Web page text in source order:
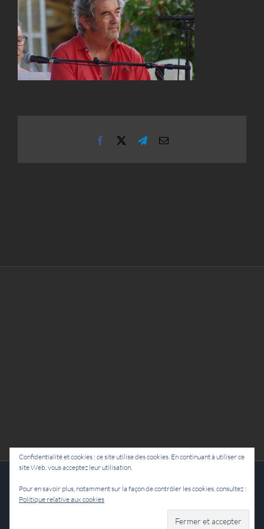
Facebook TelegramEmail
Facebook
Confidentialité et cookies : ce site utilise des cookies. En continuant à utiliser ce
site Web, vous acceptez leur utilisation.
Pour en savoir plus, notamment sur la façon de contrôler les cookies, consultez :
Politique relative aux cookies